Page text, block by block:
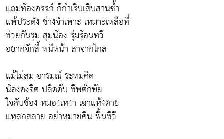
แถมท้องครรภ์ ก็กำเริบเสิบสานซ้ำ
แพ้ประดัง ช่างจำเพาะ เหมาะเหลือที่
ช่วยกันรุม สุมน้อง รุ่มร้อนทวี
อยากจักลี้ หนีหน้า ลาจากไกล
แม้ไม่สม อารมณ์ ระทมคิด
น้องคงจิต ปลิดดับ ชีพตักษัย
ใจคับข้อง หมองเหงา เฉาแห้งตาย
แหลกสลาย อย่าหมายคืน ฟื้นชีวี